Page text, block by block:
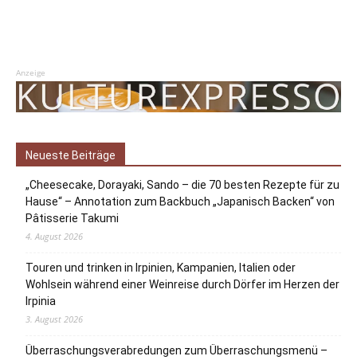
Anzeige
Neueste Beiträge
„Cheesecake, Dorayaki, Sando – die 70 besten Rezepte für zu
Hause“ – Annotation zum Backbuch „Japanisch Backen“ von
Pâtisserie Takumi
4. August 2026
Touren und trinken in Irpinien, Kampanien, Italien oder
Wohlsein während einer Weinreise durch Dörfer im Herzen der
Irpinia
3. August 2026
Überraschungsverabredungen zum Überraschungsmenü –